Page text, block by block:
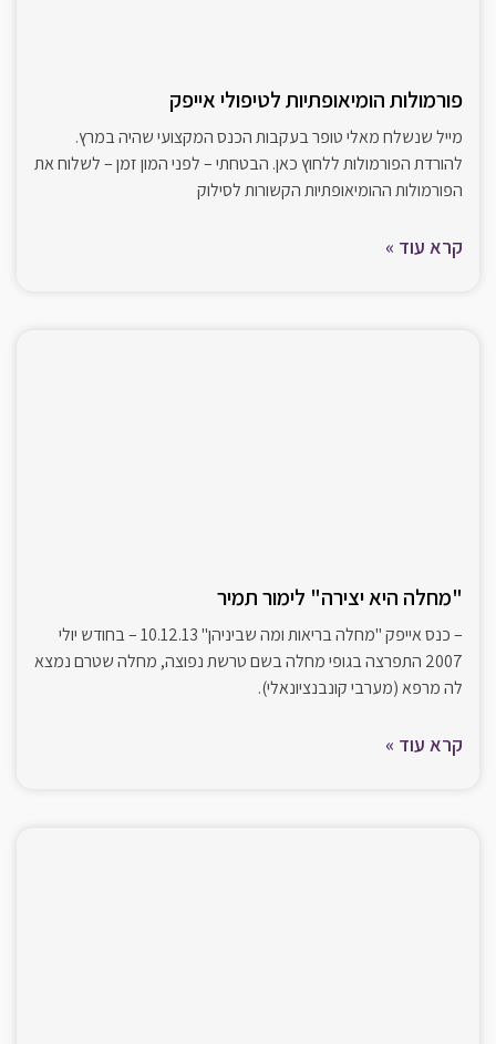
פורמולות הומיאופתיות לטיפולי אייפק
מייל שנשלח מאלי טופר בעקבות הכנס המקצועי שהיה במרץ.
להורדת הפורמולות ללחוץ כאן. הבטחתי – לפני המון זמן – לשלוח את
הפורמולות ההומיאופתיות הקשורות לסילוק
קרא עוד »
"מחלה היא יצירה" לימור תמיר
– כנס אייפק "מחלה בריאות ומה שביניהן" 10.12.13 – בחודש יולי
2007 התפרצה בגופי מחלה בשם טרשת נפוצה, מחלה שטרם נמצא
לה מרפא (מערבי קונבנציונאלי).
קרא עוד »